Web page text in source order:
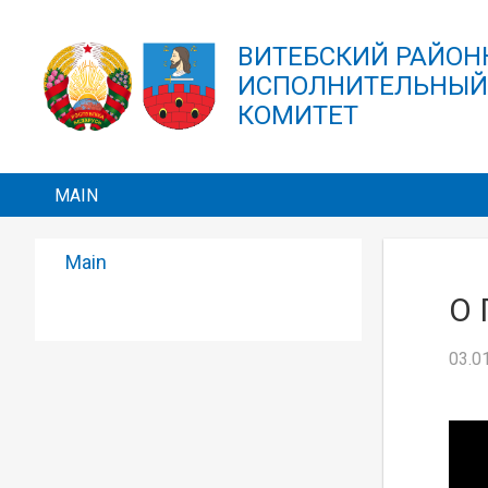
ВИТЕБСКИЙ
ИСПОЛНИТЕЛЬНЫЙ
КОМИТЕТ
MAIN
Main
О